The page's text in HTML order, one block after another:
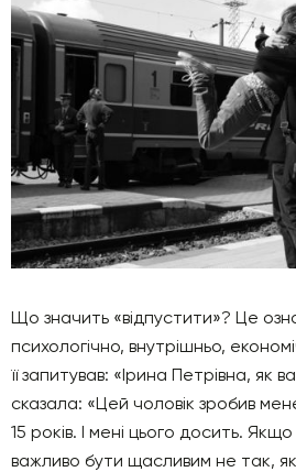
Що значить «відпустити»? Це
психологічно, внутрішньо,
її запитував: «Ірина Петрівна, як
сказала: «Цей чоловік зробив
15 років. І мені цього досить.
важливо бути щасливим не так,